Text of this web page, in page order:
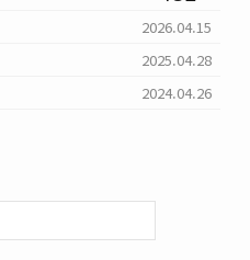
2026.04.15
2025.04.28
2024.04.26